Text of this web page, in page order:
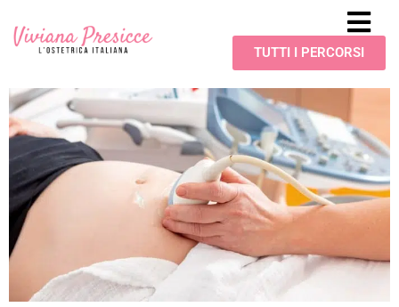
TUTTI I PERCORSI